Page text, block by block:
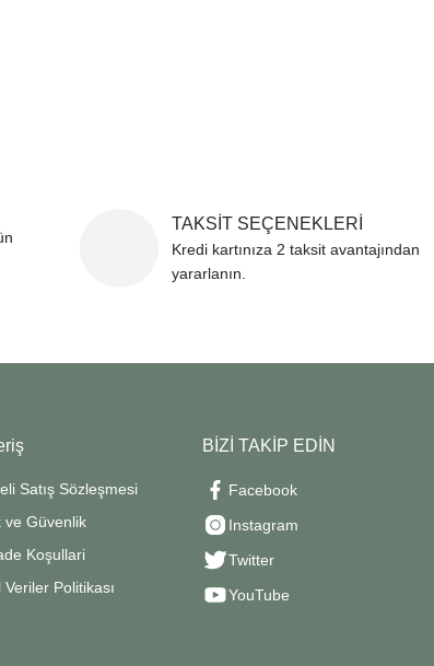
TAKSİT SEÇENEKLERİ
Kredi kartınıza 2 taksit avantajından
yararlanın.
Satış Sözleşmesi
ve Güvenlik
Koşullari
Veriler Politikası
BİZİ TAKİP EDİN
Facebook
Instagram
Twitter
YouTube